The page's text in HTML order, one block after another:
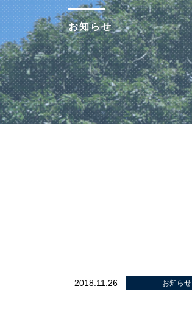
お知らせ
2018.11.26 お知らせ